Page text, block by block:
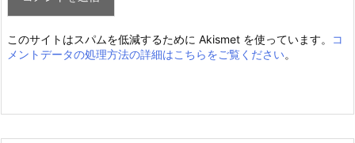
このサイトはスパムを低減するために Akismet を使っています。
コ
メントデータの処理方法の詳細はこちらをご覧ください。